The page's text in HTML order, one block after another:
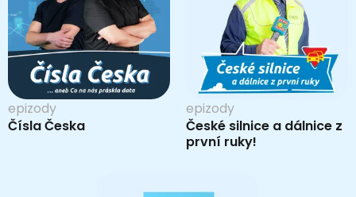
epizody
Čísla Česka
epizody
České silnice a dálnice z
první ruky!